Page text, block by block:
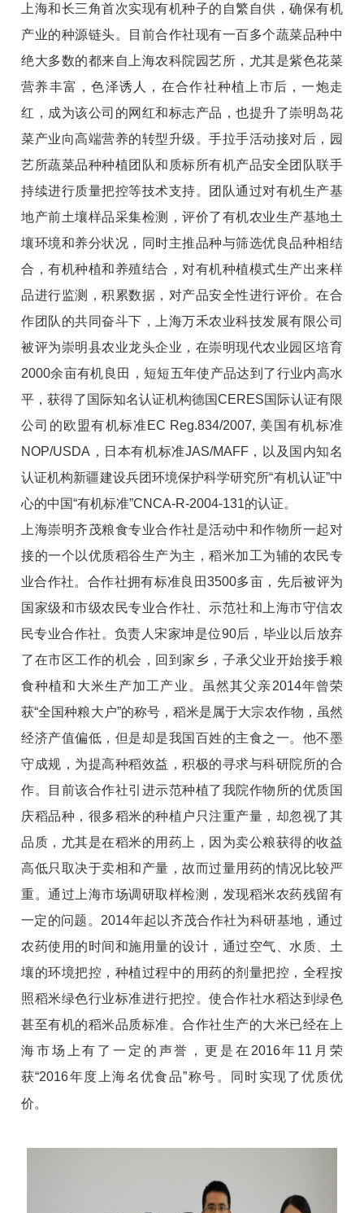
上海和长三角首次实现有机种子的自繁自供，确保有机
产业的种源链头。目前合作社现有一百多个蔬菜品种中
绝大多数的都来自上海农科院园艺所，尤其是紫色花菜
营养丰富，色泽诱人，在合作社种植上市后，一炮走
红，成为该公司的网红和标志产品，也提升了崇明岛花
菜产业向高端营养的转型升级。手拉手活动接对后，园
艺所蔬菜品种种植团队和质标所有机产品安全团队联手
持续进行质量把控等技术支持。团队通过对有机生产基
地产前土壤样品采集检测，评价了有机农业生产基地土
壤环境和养分状况，同时主推品种与筛选优良品种相结
合，有机种植和养殖结合，对有机种植模式生产出来样
品进行监测，积累数据，对产品安全性进行评价。在合
作团队的共同奋斗下，上海万禾农业科技发展有限公司
被评为崇明县农业龙头企业，在崇明现代农业园区培育
2000余亩有机良田，短短五年使产品达到了行业内高水
平，获得了国际知名认证机构德国CERES国际认证有限
公司的欧盟有机标准EC Reg.834/2007, 美国有机标准
NOP/USDA，日本有机标准JAS/MAFF，以及国内知名
认证机构新疆建设兵团环境保护科学研究所“有机认证”中
心的中国“有机标准”CNCA-R-2004-131的认证。
上海崇明齐茂粮食专业合作社是活动中和作物所一起对
接的一个以优质稻谷生产为主，稻米加工为辅的农民专
业合作社。合作社拥有标准良田3500多亩，先后被评为
国家级和市级农民专业合作社、示范社和上海市守信农
民专业合作社。负责人宋家坤是位90后，毕业以后放弃
了在市区工作的机会，回到家乡，子承父业开始接手粮
食种植和大米生产加工产业。虽然其父亲2014年曾荣
获“全国种粮大户”的称号，稻米是属于大宗农作物，虽然
经济产值偏低，但是却是我国百姓的主食之一。他不墨
守成规，为提高种稻效益，积极的寻求与科研院所的合
作。目前该合作社引进示范种植了我院作物所的优质国
庆稻品种，很多稻米的种植户只注重产量，却忽视了其
品质，尤其是在稻米的用药上，因为卖公粮获得的收益
高低只取决于卖相和产量，故而过量用药的情况比较严
重。通过上海市场调研取样检测，发现稻米农药残留有
一定的问题。2014年起以齐茂合作社为科研基地，通过
农药使用的时间和施用量的设计，通过空气、水质、土
壤的环境把控，种植过程中的用药的剂量把控，全程按
照稻米绿色行业标准进行把控。使合作社水稻达到绿色
甚至有机的稻米品质标准。合作社生产的大米已经在上
海市场上有了一定的声誉，更是在2016年11月荣
获“2016年度上海名优食品”称号。同时实现了优质优
价。